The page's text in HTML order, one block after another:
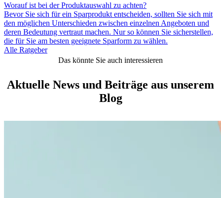
Worauf ist bei der Produktauswahl zu achten?
Bevor Sie sich für ein Sparprodukt entscheiden, sollten Sie sich mit
den möglichen Unterschieden zwischen einzelnen Angeboten und
deren Bedeutung vertraut machen. Nur so können Sie sicherstellen,
die für Sie am besten geeignete Sparform zu wählen.
Alle Ratgeber
Das könnte Sie auch interessieren
Aktuelle News und Beiträge aus unserem
Blog